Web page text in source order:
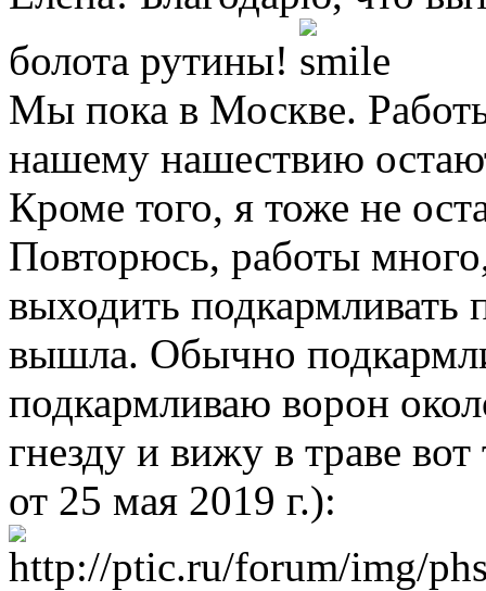
болота рутины!
Мы пока в Москве.
нашему нашествию
Кроме того, я тоже не
Повторюсь, работы
выходить подкармливать
вышла. Обычно
подкармливаю ворон
гнезду и вижу в траве вот
от 25 мая 2019 г.):